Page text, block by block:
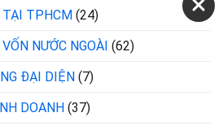
TẠI TPHCM (24)
NƯỚC NGOÀI (62)
ĐẠI DIỆN (7)
DOANH (37)